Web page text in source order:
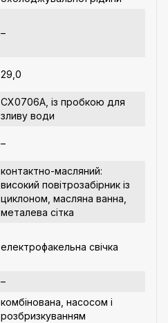
–
29,0
CX0706A, із пробкою для
зливу води
–
контактно-масляний:
високий повітрозабірник із
циклоном, масляна ванна,
металева сітка
електрофакельна свічка
–
комбінована, насосом і
розбризкуванням